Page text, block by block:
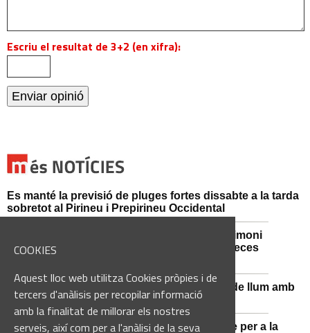
COOKIES
Aquest lloc web utilitza Cookies pròpies i de
tercers d'anàlisis per recopilar informació
amb la finalitat de millorar els nostres
serveis, així com per a l'anàlisi de la seva
Escriu el resultat de 3+2 (en xifra):
Es manté la previsió de pluges fortes dissabte a la tarda
sobretot al Pirineu i Prepirineu Occidental
Sant Fruitós de Bages posa en valor el patrimoni
agrícola amb la restauració i exposició de peces
Sant Vicenç de Castellet renova 570 punts de llum amb
tecnologia LED
Castellbell i el Vilar adquireix un nou vehicle per a la